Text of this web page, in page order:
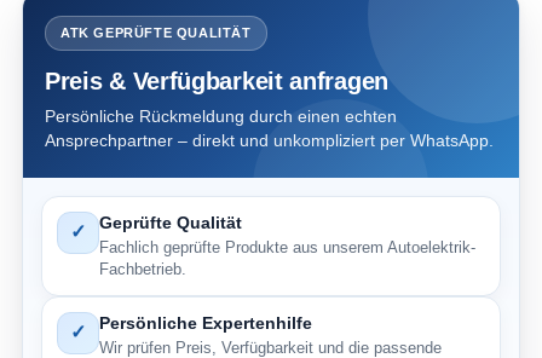
ATK GEPRÜFTE QUALITÄT
Preis & Verfügbarkeit anfragen
Persönliche Rückmeldung durch einen echten
Ansprechpartner – direkt und unkompliziert per WhatsApp.
✓ Geprüfte Qualität
Fachlich geprüfte Produkte aus unserem Autoelektrik-
Fachbetrieb.
✓ Persönliche Expertenhilfe
Wir prüfen Preis, Verfügbarkeit und die passende